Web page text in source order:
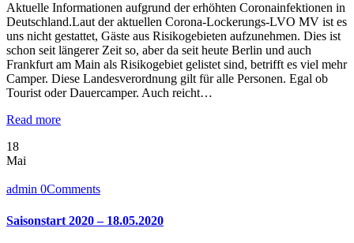
Aktuelle Informationen aufgrund der erhöhten Coronainfektionen in
Deutschland.Laut der aktuellen Corona-Lockerungs-LVO MV ist es
uns nicht gestattet, Gäste aus Risikogebieten aufzunehmen. Dies ist
schon seit längerer Zeit so, aber da seit heute Berlin und auch
Frankfurt am Main als Risikogebiet gelistet sind, betrifft es viel mehr
Camper. Diese Landesverordnung gilt für alle Personen. Egal ob
Tourist oder Dauercamper. Auch reicht…
Read more
18
Mai
admin 0Comments
Saisonstart 2020 – 18.05.2020